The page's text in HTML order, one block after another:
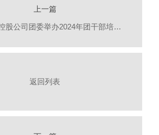
上一篇
北京时尚控股公司团委举办2024年团干部培训班暨青年读书分享活动
返回列表